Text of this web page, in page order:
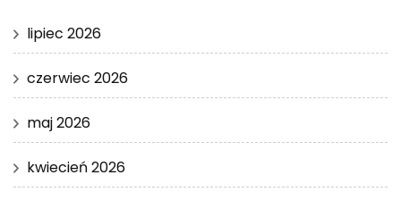
lipiec 2026
czerwiec 2026
maj 2026
kwiecień 2026